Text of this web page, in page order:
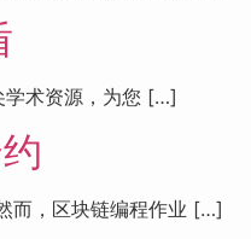
学术资源，为您 […]
而，区块链编程作业 […]